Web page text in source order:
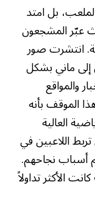
بل امتد
عبّر المشجعون
انتشرت صور
إلى ماني بشكل
والمواقع
الموقف بأنه
العالية
تربط اللاعبين في
أسباب نجاحهم.
كانت الأكثر تداولاً